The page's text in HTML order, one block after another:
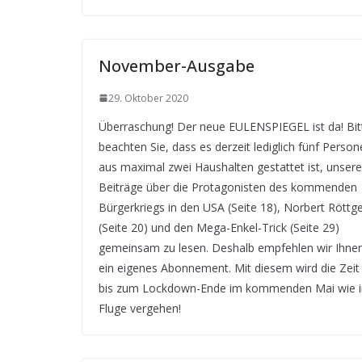
November-Ausgabe
29. Oktober 2020
Überraschung! Der neue EULENSPIEGEL ist da!
beachten Sie, dass es derzeit lediglich fünf
aus maximal zwei Haushalten gestattet ist, unsere
Beiträge über die Protagonisten des kommenden
Bürgerkriegs in den USA (Seite 18), Norbert
(Seite 20) und den Mega-Enkel-Trick (Seite 29)
gemeinsam zu lesen. Deshalb empfehlen wir
ein eigenes Abonnement. Mit diesem wird die Zeit
bis zum Lockdown-Ende im kommenden Mai wie
Fluge vergehen!